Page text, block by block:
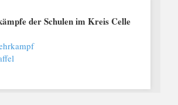
der Schulen im Kreis Celle